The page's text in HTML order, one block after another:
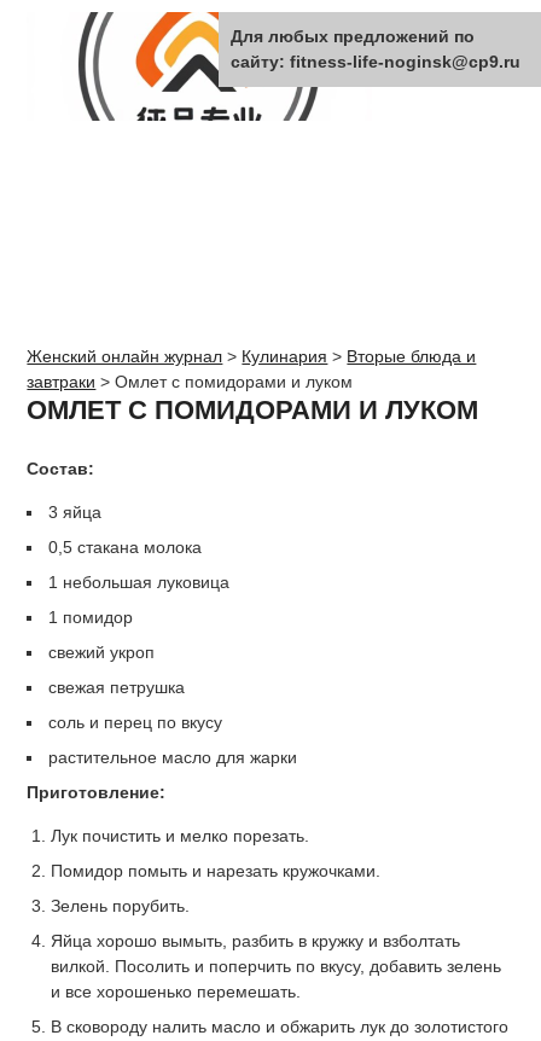
Женский онлайн журнал > Кулинария > Вторые блюда и
завтраки >Омлет с помидорами и луком
ОМЛЕТ С ПОМИДОРАМИ И ЛУКОМ
Состав:
3 яйца
0,5 стакана молока
1 небольшая луковица
1 помидор
свежий укроп
свежая петрушка
соль и перец по вкусу
растительное масло для жарки
Приготовление:
Лук почистить и мелко порезать.
Помидор помыть и нарезать кружочками.
Зелень порубить.
Яйца хорошо вымыть, разбить в кружку и взболтать
вилкой. Посолить и поперчить по вкусу, добавить зелень
и все хорошенько перемешать.
В сковороду налить масло и обжарить лук до золотистого
Для любых предложений по
сайту: fitness-life-noginsk@cp9.ru